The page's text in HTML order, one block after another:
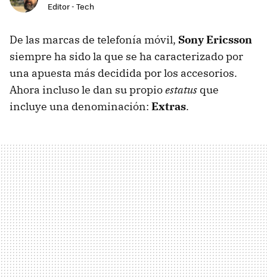
Editor - Tech
De las marcas de telefonía móvil, Sony Ericsson
siempre ha sido la que se ha caracterizado por
una apuesta más decidida por los accesorios.
Ahora incluso le dan su propioestatus que
incluye una denominación: Extras.